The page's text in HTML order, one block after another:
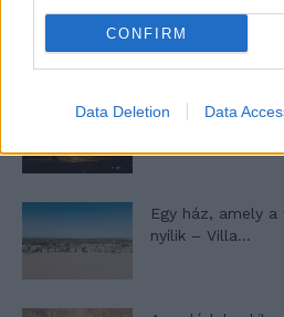
CONFIRM
Data Deletion Data
10 tanács, ha
Egy ház, amely
nyílik – Villa...